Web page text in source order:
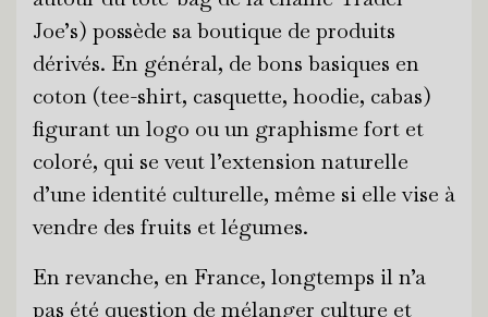
Joe’s) possède sa boutique de produits
dérivés. En général, de bons basiques en
coton (tee-shirt, casquette, hoodie, cabas)
figurant un logo ou un graphisme fort et
coloré, qui se veut l’extension naturelle
d’une identité culturelle, même si elle vise à
vendre des fruits et légumes.
En revanche, en France, longtemps il n’a
pas été question de mélanger culture et